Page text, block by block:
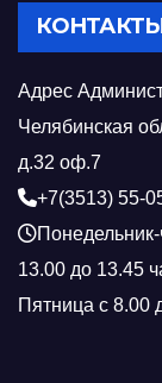
Адрес
Челябинская
д.32 оф.7
+7(3513) 55-
13.00 до 13.45
Пятница с 8.00